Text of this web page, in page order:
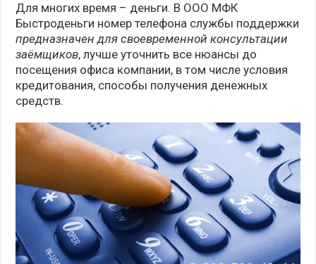
Для многих время – деньги. В ООО МФК
Быстроденьги номер телефона службы поддержки
предназначен для своевременной консультации
заёмщиков, лучше уточнить все нюансы до
посещения офиса компании, в том числе условия
кредитования, способы получения денежных
средств.